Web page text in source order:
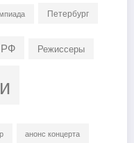
Петербург
РФ Режиссеры
анонс концерта